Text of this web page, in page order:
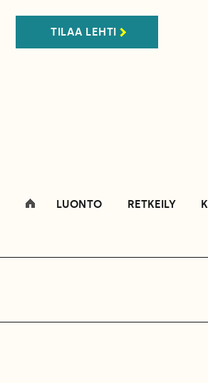
TILAA LEHTI
LUONTO RETKEILY